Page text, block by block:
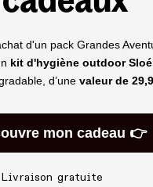
s'y rendre
d'un pack Grandes
kit d'hygiène outdoor Sloé
d’une valeur de
mon cadeau 👉
Livraison gratuite